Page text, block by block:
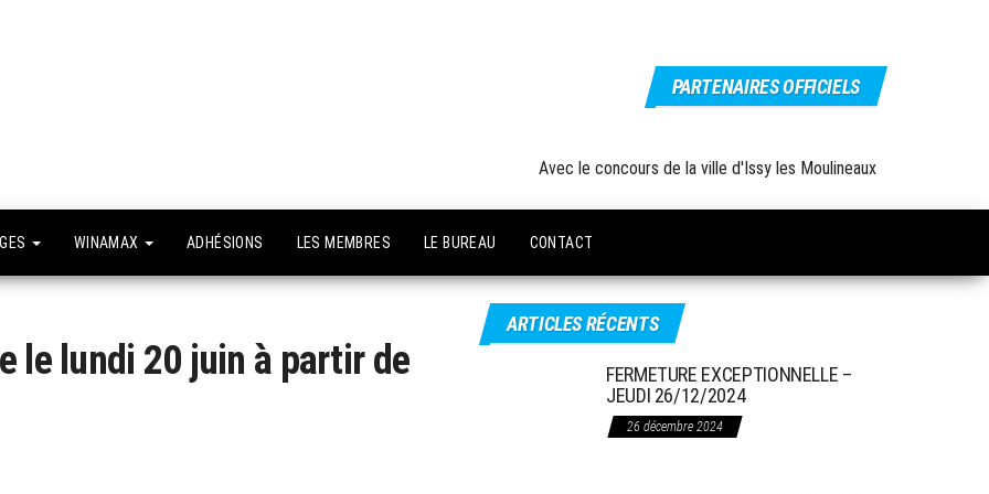
Paris
PARTENAIRES OFFICIELS
Avec le concours de la ville d'Issy les Moulineaux
WINAMAX ADHÉSIONS LES MEMBRES LE BUREAU CONTACT
le lundi 20 juin à partir de
ARTICLES RÉCENTS
FERMETURE EXCEPTIONNELLE –
JEUDI 26/12/2024
26 décembre 2024